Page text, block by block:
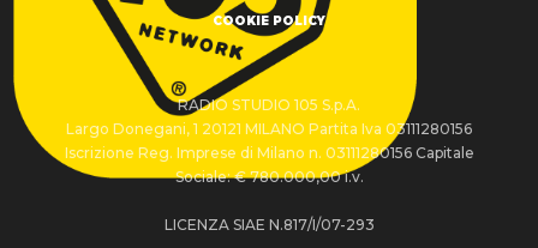
COOKIE POLICY
RADIO STUDIO 105 S.p.A.
Largo Donegani, 1 20121 MILANO Partita Iva 03111280156
Iscrizione Reg. Imprese di Milano n. 03111280156 Capitale
Sociale: € 780.000,00 i.v.
LICENZA SIAE N.817/I/07-293